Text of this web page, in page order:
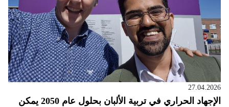
27.04.2026
الإجهاد الحراري في تربية الألبان بحلول عام 2050 يمكن